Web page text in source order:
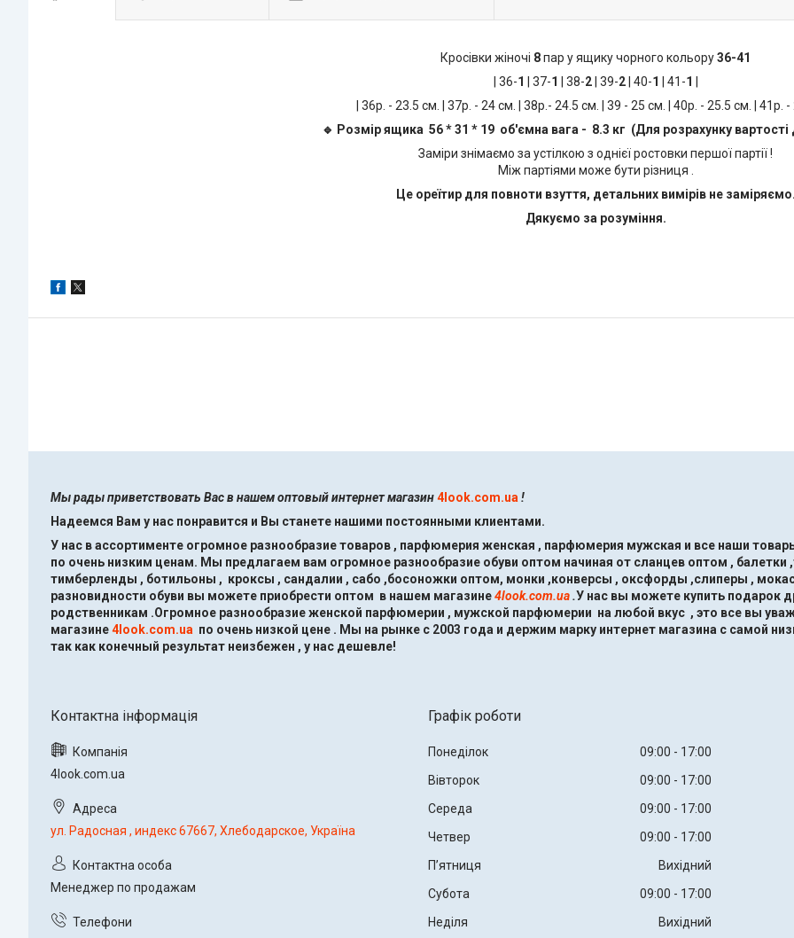
Кросівки жіночі 8пар у ящику чорного кольору36-41
| 36-1 | 37-1 | 38-2| 39-2| 40-1 | 41-1
| 36р. - 23.5 см. | 37р. - 24 см. | 38р.- 24.5 см. | 39 - 25 см. | 40р. - 25.5 см. | 41р.
🔹 Розмір ящика 56 * 31 * 19 об'ємна вага - 8.3 кг (Для розрахунку вартості
Заміри знімаємо за устілкою з однієї ростовки першої партії !
Між партіями може бути різниця .
Це ореїтир для повноти взуття, детальних вимірів не
Дякуємо за розуміння.
Мы рады приветствовать Вас в нашем оптовый интернет магазин4look.com.ua !
Надеемся Вам у нас понравится и Вы станете нашими постоянными клиентами.
У нас в ассортименте огромное разнообразие товаров , парфюмерия женская , парфюмерия мужская и все наши
по очень низким ценам. Мы предлагаем вам огромное разнообразие обуви оптом начиная от сланцев оптом ,
тимберленды , ботильоны , кроксы , сандалии , сабо ,босоножки оптом, монки ,конверсы , оксфорды ,слиперы ,
разновидности обуви вы можете приобрести оптом в нашем магазине4look.com.ua.У нас вы можете купить подарок
родственникам .Огромное разнообразие женской парфюмерии , мужской парфюмерии на любой вкус , это все вы
магазине4look.com.ua по очень низкой цене . Мы на рынке с 2003 года и держим марку интернет магазина с самой
так как конечный результат неизбежен , у нас дешевле!
4look.com.ua
ул. Радосная , индекс 67667, Хлебодарское, Україна
Менеджер по продажам
Графік роботи
Понеділок 09:00
17:00
Вівторок
09:00
17:00
Середа
09:00
17:00
Четвер
09:00
17:00
Пʼятниця
Вихідний
Субота
09:00
17:00
Неділя
Вихідний